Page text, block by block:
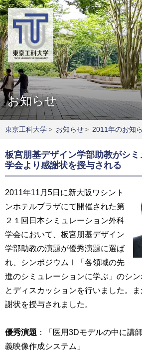
お知らせ
東京工科大学> お知らせ> 2011年のお知
板宮朋基デザイン学部助教がシ
学会より感謝状を授与される
2011年11月5日に新大阪ワシント
ンホテルプラザにて開催された第
２１回日本シミュレーション外科
学会において、板宮朋基デザイン
学部助教の演題が優秀演題に選ば
れ、シンポジウムⅠ「各領域の先
進のシミュレーションに学ぶ」のシ
とディスカッションを行いました。
謝状を授与されました。
優秀演題 ：「医用3Dモデルの中に講
義映像作成システム」